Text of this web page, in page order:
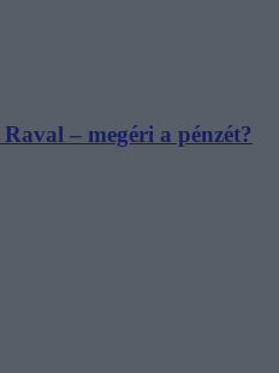
– megéri a pénzét?